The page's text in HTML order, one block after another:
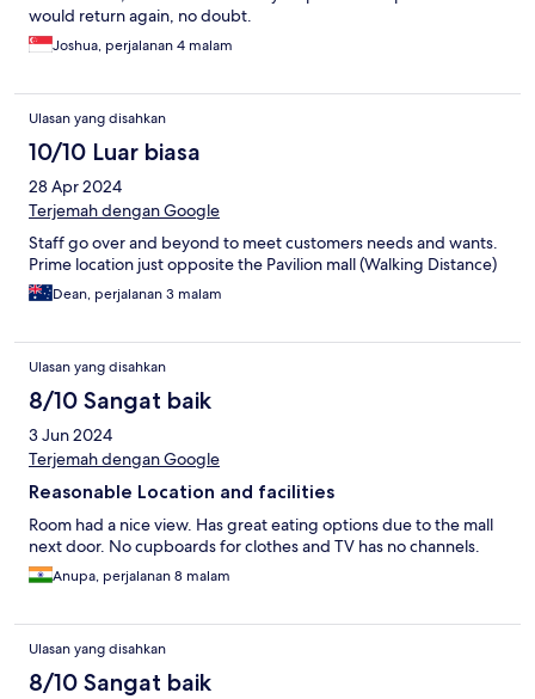
would return again, no doubt.
Joshua, perjalanan 4 malam
Ulasan yang disahkan
10/10 Luar biasa
28 Apr 2024
Terjemah dengan Google
Staff go over and beyond to meet customers needs and wants.
Prime location just opposite the Pavilion mall (Walking Distance)
Dean, perjalanan 3 malam
Ulasan yang disahkan
8/10 Sangat baik
3 Jun 2024
Terjemah dengan Google
Reasonable Location and facilities
Room had a nice view. Has great eating options due to the mall
next door. No cupboards for clothes and TV has no channels.
Anupa, perjalanan 8 malam
Ulasan yang disahkan
8/10 Sangat baik